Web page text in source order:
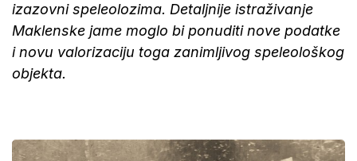
izazovni speleolozima. Detaljnije istraživanje
Maklenske jame moglo bi ponuditi nove podatke
i novu valorizaciju toga zanimljivog speleološkog
objekta.